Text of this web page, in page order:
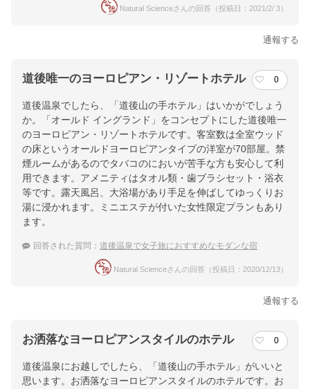
Natural Scienceさんの回答（投稿日：2021/2/ 3）
通報する
道後唯一のヨーロピアン・リゾートホテル 0
道後温泉でしたら、「道後山の手ホテル」はいかがでしょう
か。「オールド イングランド」をコンセプトにした道後唯一
のヨーロピアン・リゾートホテルです。客室数は全室ウッド
の床というオールドヨーロピアンタイプの洋室が70部屋。禁
煙ルームがあるのでタバコのにおいが苦手な方も安心して利
用できます。アメニティはタオル類・歯ブラシセット・浴衣
等です。露天風呂、大浴場があり手足を伸ばしてゆっくりお
湯に浸かれます。ミニエステが付いた女性限定プランもあり
ます。
回答された質問： 道後温泉で女子旅におすすめなモダンな宿
Natural Scienceさんの回答（投稿日：2020/12/13）
通報する
お洒落なヨーロピアンスタイルのホテル 0
道後温泉にお越しでしたら、「道後山の手ホテル」がいいと
思います。お洒落なヨーロピアンスタイルのホテルです。お